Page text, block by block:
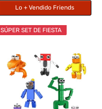
Lo + Vendido Friends
SÚPER SET DE FIESTA